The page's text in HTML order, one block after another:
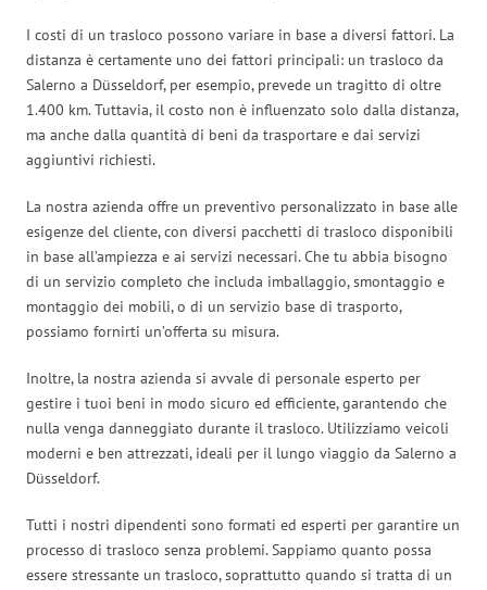
I costi di un trasloco possono variare in base a diversi fattori. La
distanza è certamente uno dei fattori principali: un trasloco da
Salerno a Düsseldorf, per esempio, prevede un tragitto di oltre
1.400 km. Tuttavia, il costo non è influenzato solo dalla distanza,
ma anche dalla quantità di beni da trasportare e dai servizi
aggiuntivi richiesti.
La nostra azienda offre un preventivo personalizzato in base alle
esigenze del cliente, con diversi pacchetti di trasloco disponibili
in base all’ampiezza e ai servizi necessari. Che tu abbia bisogno
di un servizio completo che includa imballaggio, smontaggio e
montaggio dei mobili, o di un servizio base di trasporto,
possiamo fornirti un’offerta su misura.
Inoltre, la nostra azienda si avvale di personale esperto per
gestire i tuoi beni in modo sicuro ed efficiente, garantendo che
nulla venga danneggiato durante il trasloco. Utilizziamo veicoli
moderni e ben attrezzati, ideali per il lungo viaggio da Salerno a
Düsseldorf.
Tutti i nostri dipendenti sono formati ed esperti per garantire un
processo di trasloco senza problemi. Sappiamo quanto possa
essere stressante un trasloco, soprattutto quando si tratta di un